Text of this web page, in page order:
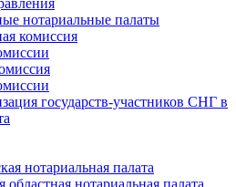
нотариальные палаты
комиссия
государств-участников СНГ в
нотариальная палата